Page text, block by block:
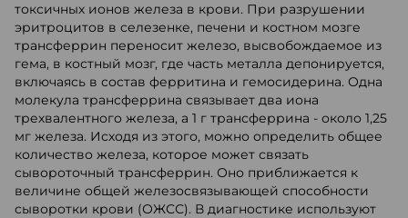
токсичных ионов железа в крови. При разрушении
эритроцитов в селезенке, печени и костном мозге
трансферрин переносит железо, высвобождаемое из
гема, в костный мозг, где часть металла депонируется,
включаясь в состав ферритина и гемосидерина. Одна
молекула трансферрина связывает два иона
трехвалентного железа, а 1 г трансферрина - около 1,25
мг железа. Исходя из этого, можно определить общее
количество железа, которое может связать
сывороточный трансферрин. Оно приближается к
величине общей железосвязывающей способности
сыворотки крови (ОЖСС). В диагностике используют